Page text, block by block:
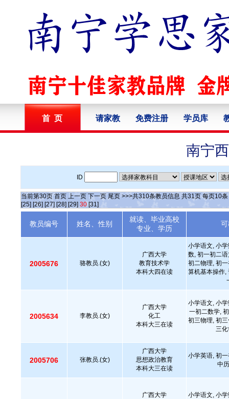
首 页 请家教 免费注册 学员库
南宁
ID
当前第30页 首页 上一页 下一页 尾页 >>>共310条教员信息 共31页 每页10条
[25] [26] [27] [28] [29] 30 [31]
教员编号 姓名、性别
就读、毕业高校
专业、学历
2005676 骆教员.(女)
广西大学
教育技术学
本科大四在读
小学语文, 小
数, 初一初二
初二物理, 初
算机基本操作,
2005634 李教员.(女)
广西大学
化工
本科大三在读
小学语文, 小
一初二数学,
初三物理, 初
三
2005706 张教员.(女)
广西大学
思想政治教育
本科大三在读
小学英语, 初
中
广西大学
小学语文, 小